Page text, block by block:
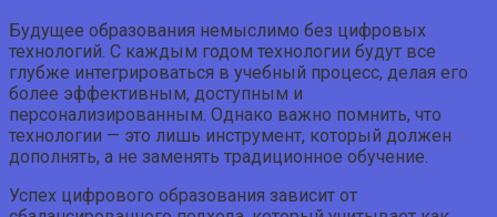
Будущее образования немыслимо без цифровых
технологий. С каждым годом технологии будут все
глубже интегрироваться в учебный процесс, делая его
более эффективным, доступным и
персонализированным. Однако важно помнить, что
технологии — это лишь инструмент, который должен
дополнять, а не заменять традиционное обучение.
Успех цифрового образования зависит от